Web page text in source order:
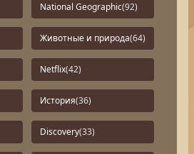
National Geographic(92)
Животные и природа(64)
Netflix(42)
История(36)
Discovery(33)